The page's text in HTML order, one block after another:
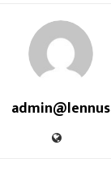
admin@lennus